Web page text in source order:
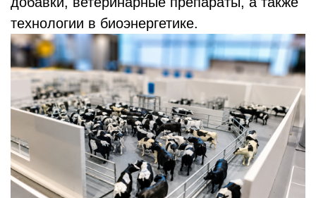
технологии в биоэнергетике.